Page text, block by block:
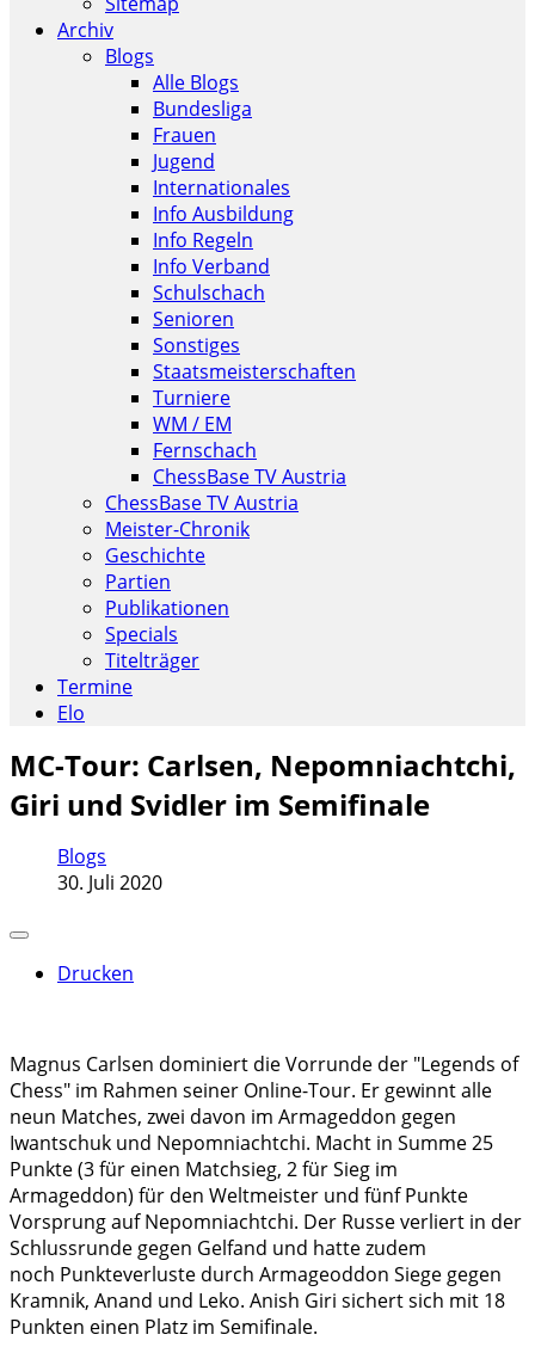
Archiv
Blogs
Alle Blogs
Bundesliga
Frauen
Jugend
Internationales
Info Ausbildung
Info Regeln
Info Verband
Schulschach
Senioren
Sonstiges
Staatsmeisterschaften
Turniere
WM / EM
Fernschach
ChessBase TV Austria
ChessBase TV Austria
Meister-Chronik
Geschichte
Partien
Publikationen
Specials
Titelträger
Termine
Elo
MC-Tour: Carlsen, Nepomniachtchi,
Giri und Svidler im Semifinale
Blogs
30. Juli 2020
Drucken
Magnus Carlsen dominiert die Vorrunde der "Legends of
Chess" im Rahmen seiner Online-Tour. Er gewinnt alle
neun Matches, zwei davon im Armageddon gegen
Iwantschuk und Nepomniachtchi. Macht in Summe 25
Punkte (3 für einen Matchsieg, 2 für Sieg im
Armageddon) für den Weltmeister und fünf Punkte
Vorsprung auf Nepomniachtchi. Der Russe verliert in der
Schlussrunde gegen Gelfand und hatte zudem
noch Punkteverluste durch Armageoddon Siege gegen
Kramnik, Anand und Leko. Anish Giri sichert sich mit 18
Punkten einen Platz im Semifinale.